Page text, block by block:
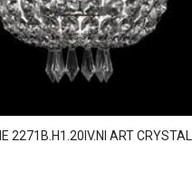
ART CRYSTAL